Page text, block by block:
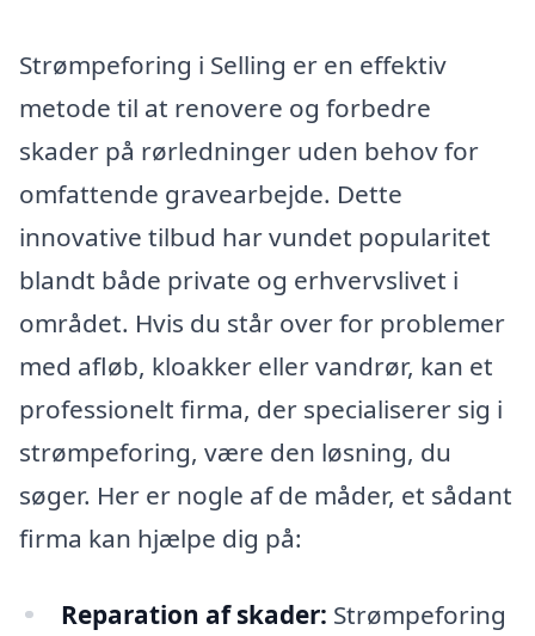
Strømpeforing i Selling er en effektiv
metode til at renovere og forbedre
skader på rørledninger uden behov for
omfattende gravearbejde. Dette
innovative tilbud har vundet popularitet
blandt både private og erhvervslivet i
området. Hvis du står over for problemer
med afløb, kloakker eller vandrør, kan et
professionelt firma, der specialiserer sig i
strømpeforing, være den løsning, du
søger. Her er nogle af de måder, et sådant
firma kan hjælpe dig på:
Reparation af skader: Strømpeforing